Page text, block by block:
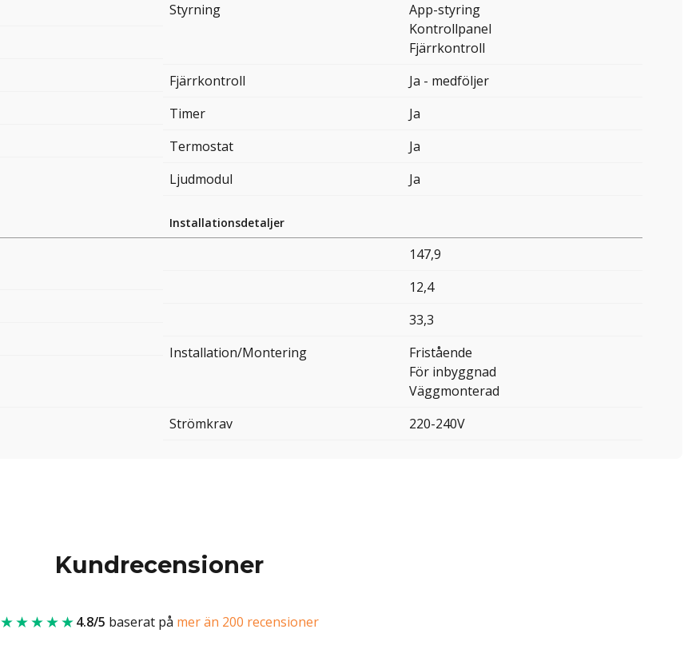
Styrning
App-styring
Kontrollpanel
Fjärrkontroll
Fjärrkontroll
Ja - medföljer
Timer
Ja
Termostat
Ja
Ljudmodul
Ja
Installationsdetaljer
147,9
12,4
33,3
Installation/Montering
Fristående
För inbyggnad
Väggmonterad
Strömkrav
220-240V
Kundrecensioner
★★★★★4.8/5 baserat på mer än 200 recensioner